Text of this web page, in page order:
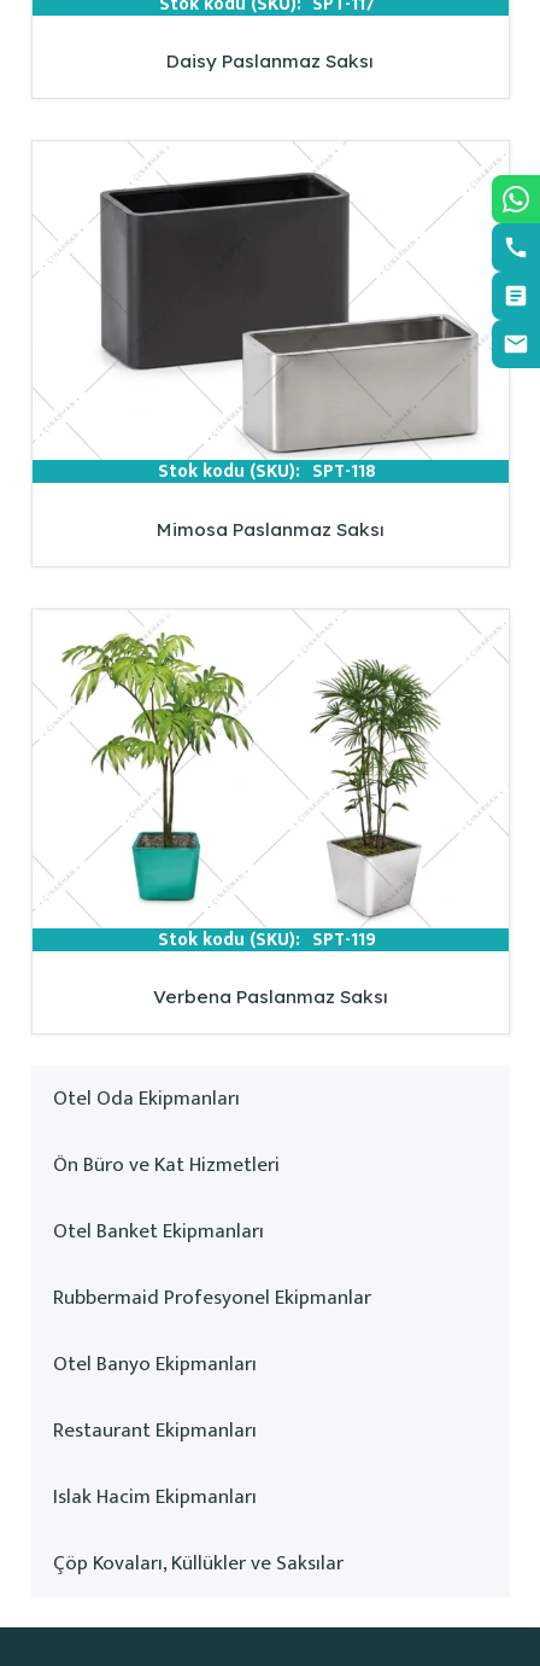
Daisy Paslanmaz Saksı
Stok kodu (SKU): SPT-118
Mimosa Paslanmaz Saksı
Stok kodu (SKU): SPT-119
Verbena Paslanmaz Saksı
Otel Oda Ekipmanları
Ön Büro ve Kat Hizmetleri
Otel Banket Ekipmanları
Rubbermaid Profesyonel Ekipmanlar
Otel Banyo Ekipmanları
Restaurant Ekipmanları
Islak Hacim Ekipmanları
Çöp Kovaları, Küllükler ve Saksılar